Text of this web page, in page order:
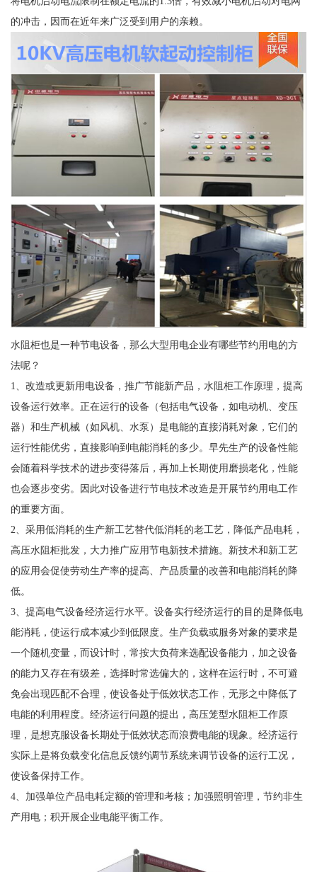
的冲击，因而在近年来广泛受到用户的亲赖。
水阻柜也是一种节电设备，那么大型用电企业有哪些节约用电的方
法呢？
1、改造或更新用电设备，推广节能新产品，水阻柜工作原理，提高
设备运行效率。正在运行的设备（包括电气设备，如电动机、变压
器）和生产机械（如风机、水泵）是电能的直接消耗对象，它们的
运行性能优劣，直接影响到电能消耗的多少。早先生产的设备性能
会随着科学技术的进步变得落后，再加上长期使用磨损老化，性能
也会逐步变劣。因此对设备进行节电技术改造是开展节约用电工作
的重要方面。
2、采用低消耗的生产新工艺替代低消耗的老工艺，降低产品电耗，
高压水阻柜批发，大力推广应用节电新技术措施。新技术和新工艺
的应用会促使劳动生产率的提高、产品质量的改善和电能消耗的降
低。
3、提高电气设备经济运行水平。设备实行经济运行的目的是降低电
能消耗，使运行成本减少到低限度。生产负载或服务对象的要求是
一个随机变量，而设计时，常按大负荷来选配设备能力，加之设备
的能力又存在有级差，选择时常选偏大的，这样在运行时，不可避
免会出现匹配不合理，使设备处于低效状态工作，无形之中降低了
电能的利用程度。经济运行问题的提出，高压笼型水阻柜工作原
理，是想克服设备长期处于低效状态而浪费电能的现象。经济运行
实际上是将负载变化信息反馈约调节系统来调节设备的运行工况，
使设备保持工作。
4、加强单位产品电耗定额的管理和考核；加强照明管理，节约非生
产用电；积开展企业电能平衡工作。